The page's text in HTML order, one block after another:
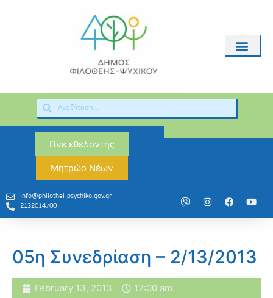
Γίνε εθελοντής
Μητρώο Νέων
info@philothei-psychiko.gov.gr
2132014700
05η Συνεδρίαση – 2/13/2013
February 13, 2013 12:00 am